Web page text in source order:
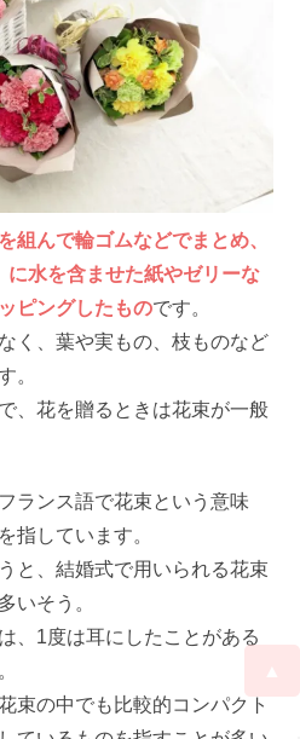
組んで輪ゴムなどでまとめ、
に水を含ませた紙やゼリーな
ピングしたものです。
く、葉や実もの、枝ものなど
。
、花を贈るときは花束が一般
ランス語で花束という意味
指しています。
と、結婚式で用いられる花束
いそう。
、1度は耳にしたことがある
束の中でも比較的コンパクト